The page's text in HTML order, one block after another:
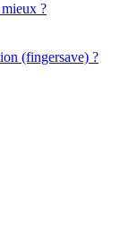
?
(fingersave) ?